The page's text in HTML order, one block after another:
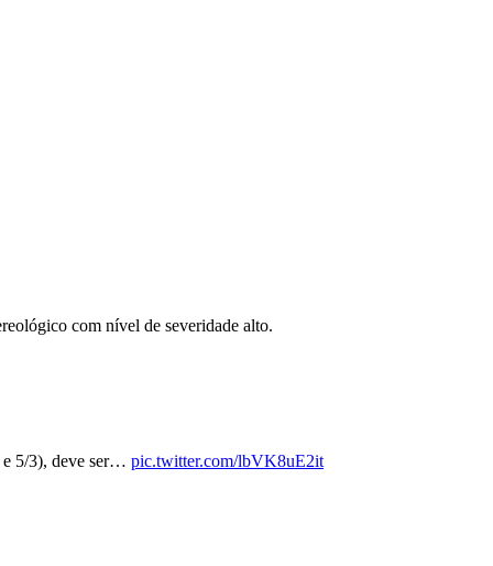
com nível de severidade alto.
e 5/3), deve ser… pic.twitter.com/lbVK8uE2it